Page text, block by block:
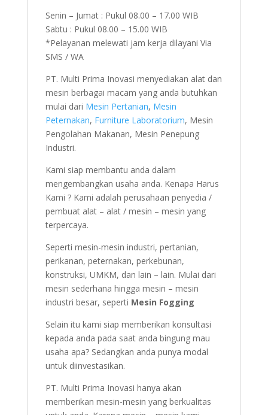
Senin – Jumat : Pukul 08.00 – 17.00 WIB
Sabtu : Pukul 08.00 – 15.00 WIB
*Pelayanan melewati jam kerja dilayani Via
SMS / WA
PT. Multi Prima Inovasi menyediakan alat dan
mesin berbagai macam yang anda butuhkan
mulai dari Mesin Pertanian, Mesin
Peternakan, Furniture Laboratorium, Mesin
Pengolahan Makanan, Mesin Penepung
Industri.
Kami siap membantu anda dalam
mengembangkan usaha anda. Kenapa Harus
Kami ? Kami adalah perusahaan penyedia /
pembuat alat – alat / mesin – mesin yang
terpercaya.
Seperti mesin-mesin industri, pertanian,
perikanan, peternakan, perkebunan,
konstruksi, UMKM, dan lain – lain. Mulai dari
mesin sederhana hingga mesin – mesin
industri besar, seperti Mesin Fogging
Selain itu kami siap memberikan konsultasi
kepada anda pada saat anda bingung mau
usaha apa? Sedangkan anda punya modal
untuk diinvestasikan.
PT. Multi Prima Inovasi hanya akan
memberikan mesin-mesin yang berkualitas